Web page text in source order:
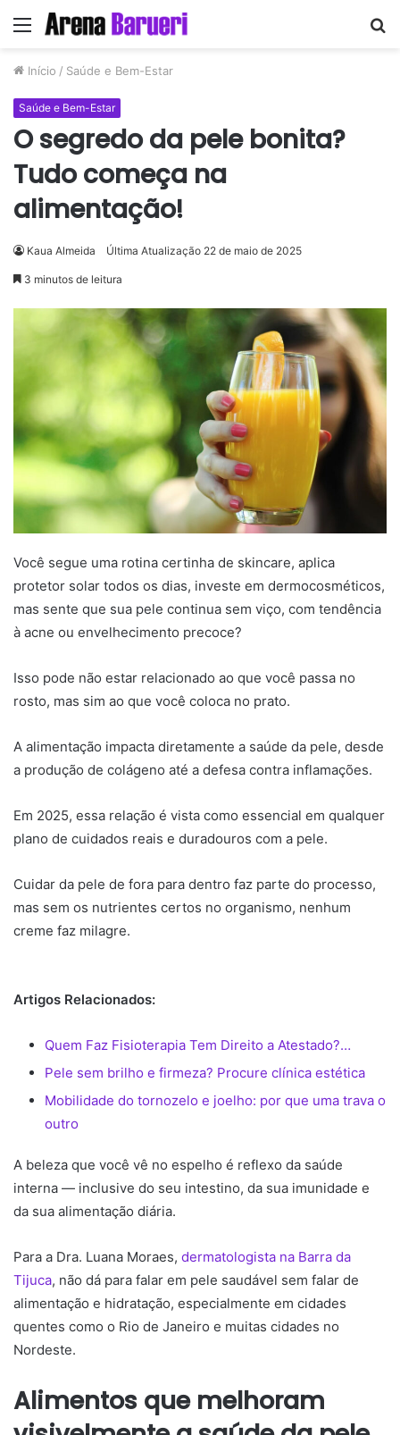
Menu
Início / Saúde e Bem-Estar
Saúde e Bem-Estar
O segredo da pele bonita?
Tudo começa na
alimentação!
Kaua Almeida Última Atualização 22 de maio de 2025
3 minutos de leitura
Você segue uma rotina certinha de skincare, aplica
protetor solar todos os dias, investe em dermocosméticos,
mas sente que sua pele continua sem viço, com tendência
à acne ou envelhecimento precoce?
Isso pode não estar relacionado ao que você passa no
rosto, mas sim ao que você coloca no prato.
A alimentação impacta diretamente a saúde da pele, desde
a produção de colágeno até a defesa contra inflamações.
Em 2025, essa relação é vista como essencial em qualquer
plano de cuidados reais e duradouros com a pele.
Cuidar da pele de fora para dentro faz parte do processo,
mas sem os nutrientes certos no organismo, nenhum
creme faz milagre.
Artigos Relacionados:
Quem Faz Fisioterapia Tem Direito a Atestado?…
Pele sem brilho e firmeza? Procure clínica estética
Mobilidade do tornozelo e joelho: por que uma trava o
outro
A beleza que você vê no espelho é reflexo da saúde
interna — inclusive do seu intestino, da sua imunidade e
da sua alimentação diária.
Para a Dra. Luana Moraes, dermatologista na Barra da
Tijuca, não dá para falar em pele saudável sem falar de
alimentação e hidratação, especialmente em cidades
quentes como o Rio de Janeiro e muitas cidades no
Nordeste.
Alimentos que melhoram